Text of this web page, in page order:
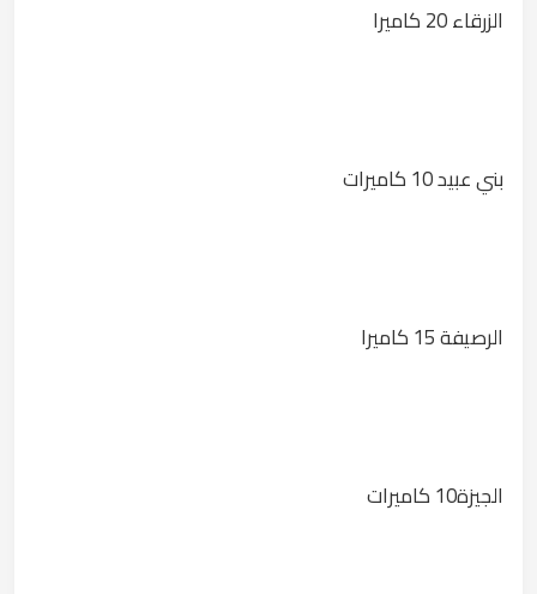
الزرقاء 20 كاميرا
بني عبيد 10 كاميرات
الرصيفة 15 كاميرا
الجيزة10 كاميرات